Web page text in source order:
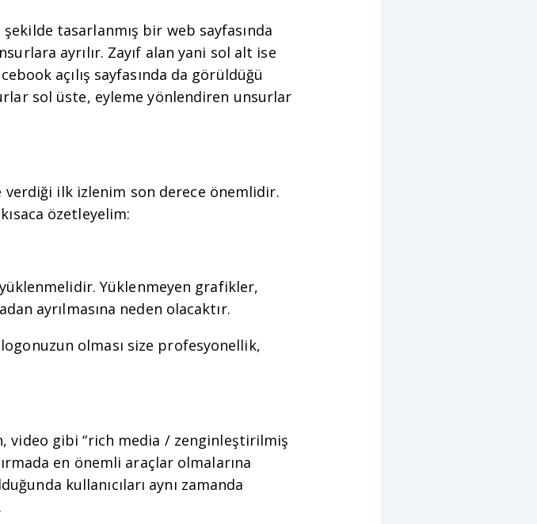
tasarlanmış bir web sayfasında
ayrılır. Zayıf alan yani sol alt ise
açılış sayfasında da görüldüğü
sol üste, eyleme yönlendiren unsurlar
verdiği ilk izlenim son derece önemlidir.
özetleyelim:
Yüklenmeyen grafikler,
ayrılmasına neden olacaktır.
olması size profesyonellik,
video gibi “rich media / zenginleştirilmiş
en önemli araçlar olmalarına
kullanıcıları aynı zamanda